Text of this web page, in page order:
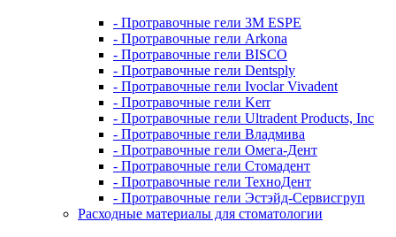
- Протравочные гели 3М ESPE
- Протравочные гели Arkona
- Протравочные гели BISCO
- Протравочные гели Dentsply
- Протравочные гели Ivoclar Vivadent
- Протравочные гели Kerr
- Протравочные гели Ultradent Products, Inc
- Протравочные гели Владмива
- Протравочные гели Омега-Дент
- Протравочные гели Стомадент
- Протравочные гели ТехноДент
- Протравочные гели Эстэйд-Сервисгруп
Расходные материалы для стоматологии